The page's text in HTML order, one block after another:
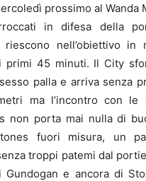
prossimo al Wanda
in difesa della
nell’obiettivo in
primi 45 minuti. Il City
palla e arriva senza
ma l’incontro con le
non porta mai nulla di
fuori misura, un
troppi patemi dal
Gundogan e ancora di